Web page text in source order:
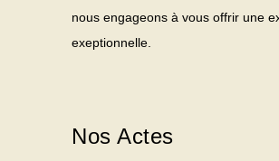
nous engageons à vous offrir une
exeptionnelle.
Nos Actes